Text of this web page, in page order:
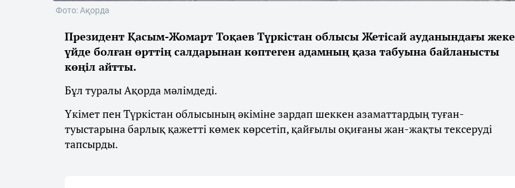
Фото: Ақорда
Президент Қасым-Жомарт Тоқаев Түркістан облысы Жетісай ауданындағы жеке
үйде болған өрттің салдарынан көптеген адамның қаза табуына байланысты
көңіл айтты.
Бұл туралы Ақорда мәлімдеді.
Үкімет пен Түркістан облысының әкіміне зардап шеккен азаматтардың туған-
туыстарына барлық қажетті көмек көрсетіп, қайғылы оқиғаны жан-жақты тексеруді
тапсырды.